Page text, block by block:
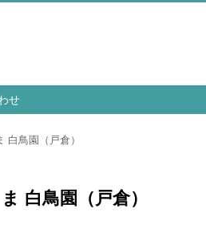
せ
鳥園（戸倉）
白鳥園（戸倉）